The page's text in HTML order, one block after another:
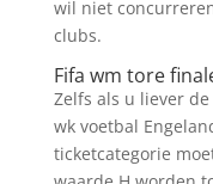
wil niet
clubs.
Fifa wm tore
Zelfs als u liever
wk voetbal
ticketcategorie